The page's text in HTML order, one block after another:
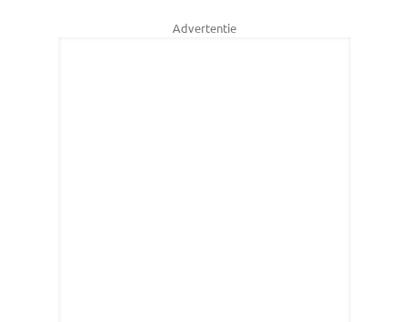
Advertentie